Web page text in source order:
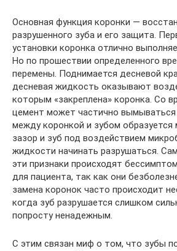
Основная функция коронки —
разрушенного зуба и его защита.
установки коронка отлично
Но по прошествии определенного
перемены. Поднимается десневой
десневая жидкость оказывают
которым «закреплена» коронка. Со
цемент может частично вымываться
между коронкой и зубом образуется
зазор и зуб под воздействием
жидкости начинать разрушаться.
эти признаки происходят
для пациента, так как они
замена коронок часто происходит
когда зуб разрушается слишком
попросту ненадежным.
С этим связан миф о том, что зубы